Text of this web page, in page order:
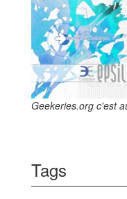
Geekeries.org c'est
Tags